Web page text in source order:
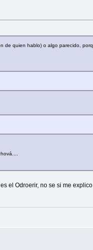
quien hablo) o algo parecido,
el Odroerir, no se si me